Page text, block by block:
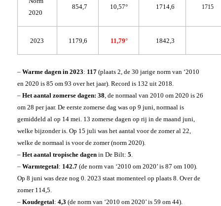
2020
854,7 10,57° 1714,6 1715
2023 1179,6 11,79° 1842,3
– Warme dagen in 2023: 117 (plaats 2, de 30 jarige norm van ‘2010
en 2020 is 85 om 93 over het jaar). Record is 132 uit 2018.
– Het aantal zomerse dagen: 38 , de normaal van 2010 om 2020 is 26
om 28 per jaar. De eerste zomerse dag was op 9 juni, normaal is
gemiddeld al op 14 mei. 13 zomerse dagen op rij in de maand juni,
welke bijzonder is. Op 15 juli was het aantal voor de zomer al 22,
welke de normaal is voor de zomer (norm 2020).
– Het aantal tropische dagen in De Bilt: 5
– Warmtegetal: 142.7 (de norm van ‘2010 om 2020’ is 87 om 100).
Op 8 juni was deze nog 0. 2023 staat momenteel op plaats 8. Over de
zomer 114,5.
– Koudegetal: 4,3 (de norm van ‘2010 om 2020’ is 59 om 44).